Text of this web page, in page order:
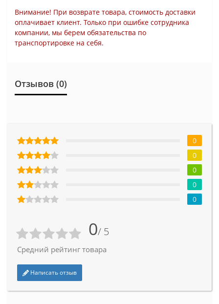
Внимание! При возврате товара, стоимость доставки
оплачивает клиент. Только при ошибке сотрудника
компании, мы берем обязательства по
транспортировке на себя.
Отзывов (0)
0/ 5
Средний рейтинг товара
Написать отзыв
0
0
0
0
0